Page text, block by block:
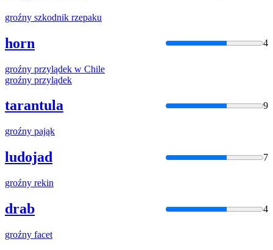
groźny szkodnik rzepaku
horn 4
groźny przylądek w Chile
groźny przylądek
tarantula 9
groźny pająk
ludojad 7
groźny rekin
drab 4
groźny facet